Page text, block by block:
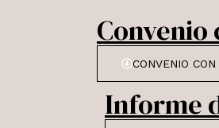
CONVENIO
Informe